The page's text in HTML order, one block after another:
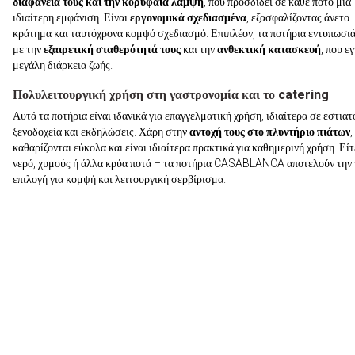
ιδιαίτερη εμφάνιση. Είναι εργονομικά σχεδιασμένα , εξασφαλίζοντας άνετο
κράτημα και ταυτόχρονα κομψό σχεδιασμό. Επιπλέον, τα ποτήρια
με τηνεξαιρετική σταθερότητά τουςκαι τηνανθεκτική κατασκευή , που
μεγάλη διάρκεια ζωής.
Πολυλειτουργική χρήση στη γαστρονομία και το catering
Αυτά τα ποτήρια είναι ιδανικά για επαγγελματική χρήση, ιδιαίτερα σε
ξενοδοχεία και εκδηλώσεις. Χάρη στηναντοχή τους στο πλυντήριο πιάτων
καθαρίζονται εύκολα και είναι ιδιαίτερα πρακτικά για καθημερινή χρήση.
νερό, χυμούς ή άλλα κρύα ποτά – τα ποτήρια CASABLANCA αποτελούν την
επιλογή για κομψή και λειτουργική σερβίρισμα.